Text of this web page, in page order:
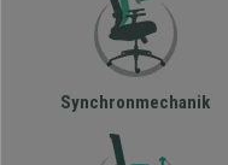
Synchronmechanik